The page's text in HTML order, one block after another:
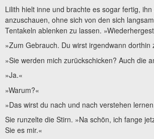
Lilith hielt inne und brachte es sogar fertig,
anzuschauen, ohne sich von den sich
Tentakeln ablenken zu lassen.
»Zum Gebrauch. Du wirst irgendwann dorthin
»Sie werden mich zurückschicken? Auch die
»Ja.«
»Warum?«
»Das wirst du nach und nach verstehen
Sie runzelte die Stirn. »Na schön, ich fange
Sie es mir.«